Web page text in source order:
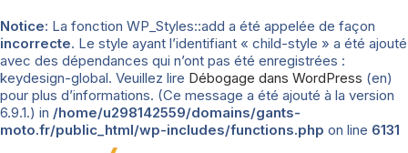
Notice: La fonction WP_Styles::add a été appelée de façon
incorrecte. Le style ayant l’identifiant « child-style » a été ajouté
avec des dépendances qui n’ont pas été enregistrées :
keydesign-global. Veuillez lire Débogage dans WordPress (en)
pour plus d’informations. (Ce message a été ajouté à la version
6.9.1.) in /home/u298142559/domains/gants-
moto.fr/public_html/wp-includes/functions.php on line 6131